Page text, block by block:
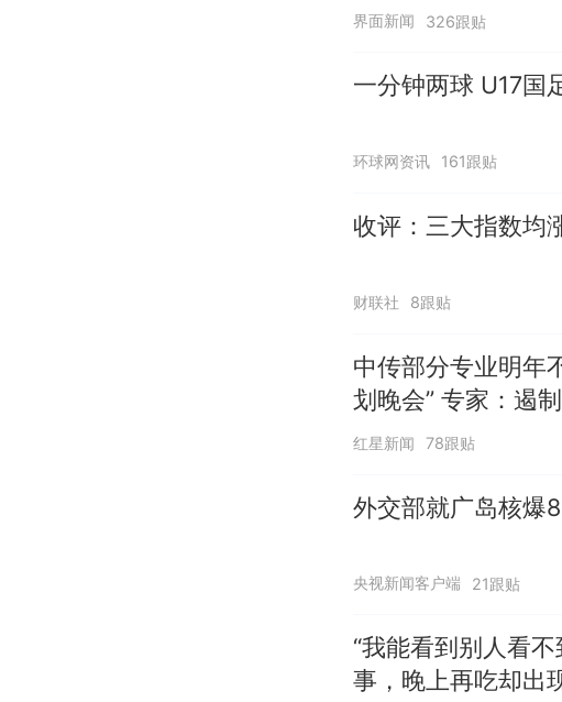
界面新闻 326跟贴
一分钟两球 U17国
环球网资讯 161跟贴
收评：三大指数均
财联社 8跟贴
中传部分专业明年
划晚会” 专家：遏
红星新闻 78跟贴
外交部就广岛核爆
央视新闻客户端 21跟贴
“我能看到别人看
事，晚上再吃却出